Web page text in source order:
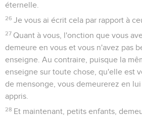
éternelle.
26 Je vous ai écrit cela par rapport à
27 Quant à vous, l'onction que vous
demeure en vous et vous n'avez pas
enseigne. Au contraire, puisque la
enseigne sur toute chose, qu'elle est
de mensonge, vous demeurerez en
appris.
28 Et maintenant, petits enfants,